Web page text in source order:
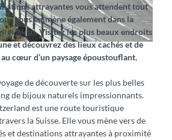
Interlaken Tourismus | CC-BY-SA
attrayantes vous attendent tout
vous emmène également dans la
Visitez les plus beaux endroits
et découvrez des lieux cachés et de
cœur d’un paysage époustouflant.
de découverte sur les plus belles
de bijoux naturels impressionnants.
est une route touristique
la Suisse. Elle vous mène vers de
et destinations attrayantes à proximité